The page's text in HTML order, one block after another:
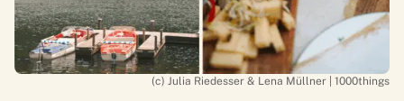
(c) Julia Riedesser & Lena Müllner | 1000things